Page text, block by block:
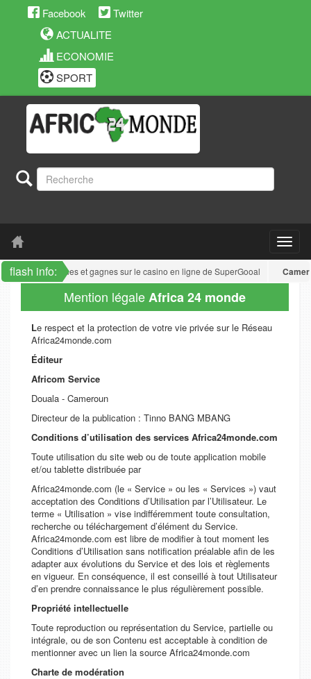
Facebook
Twitter
ACTUALITE
ECONOMIE
SPORT
flash info:
Poker : joues et gagnes sur le casino en ligne de SuperGooal Cameroun:
Mention légaleAfrica 24 monde
Le respect et la protection de votre vie privée sur le Réseau
Africa24monde.com
Éditeur
Africom Service
Douala - Cameroun
Directeur de la publication : Tinno BANG MBANG
Conditions d’utilisation des services Africa24monde.com
Toute utilisation du site web ou de toute application mobile
et/ou tablette distribuée par
Africa24monde.com (le « Service » ou les « Services ») vaut
acceptation des Conditions d’Utilisation par l’Utilisateur. Le
terme « Utilisation » vise indifféremment toute consultation,
recherche ou téléchargement d’élément du Service.
Africa24monde.com est libre de modifier à tout moment les
Conditions d’Utilisation sans notification préalable afin de les
adapter aux évolutions du Service et des lois et règlements
en vigueur. En conséquence, il est conseillé à tout Utilisateur
d’en prendre connaissance le plus régulièrement possible.
Propriété intellectuelle
Toute reproduction ou représentation du Service, partielle ou
intégrale, ou de son Contenu est acceptable à condition de
mentionner avec un lien la source Africa24monde.com
Charte de modération